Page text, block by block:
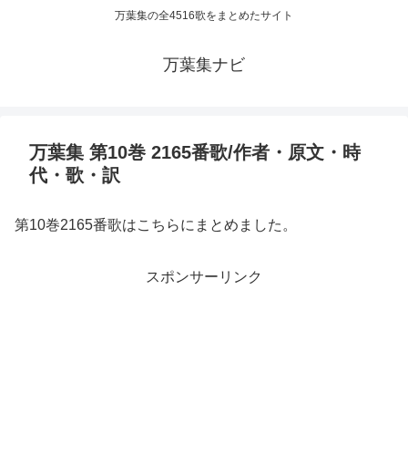
万葉集の全4516歌をまとめたサイト
万葉集ナビ
万葉集 第10巻 2165番歌/作者・原文・時
代・歌・訳
第10巻2165番歌はこちらにまとめました。
スポンサーリンク